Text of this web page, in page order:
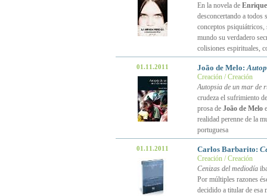
En la novela de
desconcertando a todos
conceptos
mundo su verdadero
colisiones espirituales,
01.11.2011 João de Melo:
Creación / Creación
Autopsia de un mar de
crudeza el sufrimiento
prosa de João de Melo
realidad perenne de la
portuguesa
01.11.2011 Carlos Barbarito:
Creación / Creación
Cenizas del mediodía
Por múltiples razones
decidido a titular de esa